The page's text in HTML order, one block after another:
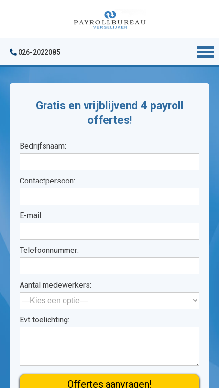
026-2022085
Gratis en vrijblijvend 4 payroll
offertes!
Bedrijfsnaam:
Contactpersoon:
E-mail:
Telefoonnummer:
Aantal medewerkers:
Evt toelichting:
Gelieve dit veld leeg te laten.